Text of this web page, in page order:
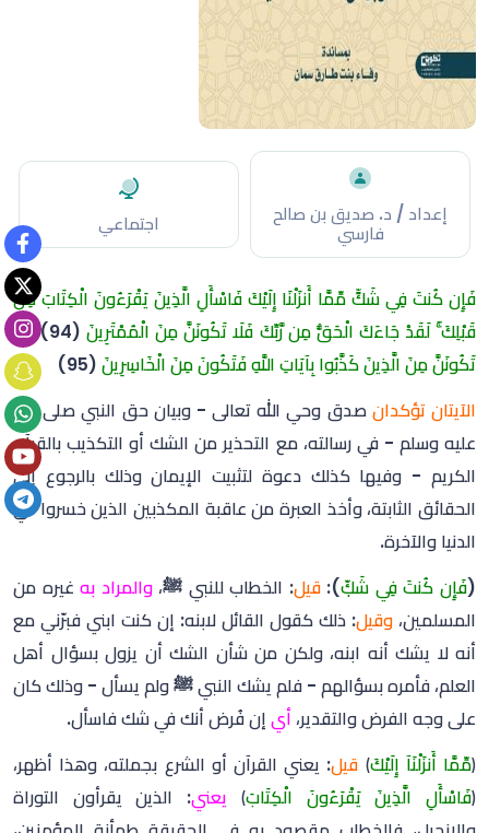
إعداد / د. صديق بن صالح
فارسي
اجتماعي
فَإِن كُنتَ فِي شَكٍّ مِّمَّا أَنزَلْنَا إِلَيْكَ فَاسْأَلِ الَّذِينَ يَقْرَءُونَ الْكِتَابَ مِن
قَبْلِكَ ۚ لَقَدْ جَاءَكَ الْحَقُّ مِن رَّبِّكَ فَلَا تَكُونَنَّ مِنَ الْمُمْتَرِينَ(94)
وَلَا
تَكُونَنَّ مِنَ الَّذِينَ كَذَّبُوا بِآيَاتِ اللَّهِ فَتَكُونَ مِنَ الْخَاسِرِينَ (95)
الآيتان تؤكدان صدق وحي الله تعالى - وبيان حق النبي صلى الله
عليه وسلم - في رسالته، مع التحذير من الشك أو التكذيب بالقرآن
الكريم - وفيها كذلك دعوة لتثبيت الإيمان وذلك بالرجوع إلى
الحقائق الثابتة، وأخذ العبرة من عاقبة المكذبين الذين خسروا في
الدنيا والآخرة.
(فَإِن كُنتَ فِي شَكّٖ):قيل: الخطاب للنبي ﷺ،والمراد بهغيره من
المسلمين، وقيل: ذلك كقول القائل لابنه: إن كنت ابني فبرّني مع
أنه لا يشك أنه ابنه، ولكن من شأن الشك أن يزول بسؤال أهل
العلم، فأمره بسؤالهم - فلم يشك النبي ﷺ ولم يسأل - وذلك كان
على وجه الفرض والتقدير،أي إن فُرض أنك في شك فاسأل.
﴿مِّمَّا أَنزَلْنَآ إِلَيْكَ﴾ قيل: يعني القرآن أو الشرع بجملته، وهذا أظهر،
﴿فَاسْأَلِ الَّذِينَ يَقْرَءُونَ الْكِتَابَ﴾ يعني: الذين يقرأون التوراة